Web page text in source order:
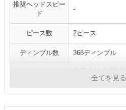
推奨ヘッドスピー
ド
-
ピース数 2ピース
ディンプル数 368ディンプル
全てを見る